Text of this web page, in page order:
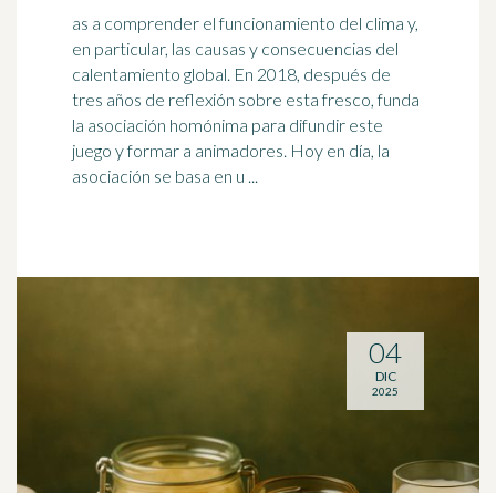
as a comprender el funcionamiento del clima y,
en particular, las causas y consecuencias del
calentamiento global. En 2018, después de
tres años de reflexión sobre estafresco, funda
la asociación homónima para difundir este
juego y formar a animadores. Hoy en día, la
asociación se basa en u ...
04
DIC
2025